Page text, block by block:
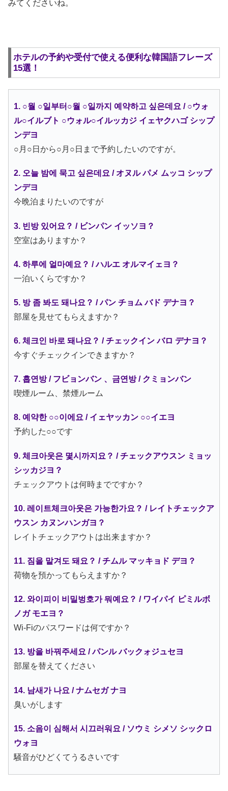
みてくださいね。
ホテルの予約や受付で使える便利な韓国語フレーズ
15選！
1. ○월 ○일부터○월 ○일까지 예약하고 싶은데요 / ○ウォ
ル○イルブト ○ウォル○イルッカジ イェヤクハゴ シップ
ンデヨ
○月○日から○月○日まで予約したいのですが。
2. 오늘 밤에 묵고 싶은데요 / オヌル パメ ムッコ シップ
ンデヨ
今晩泊まりたいのですが
3. 빈방 있어요？ / ビンパン イッソヨ？
空室はありますか？
4. 하루에 얼마예요？ / ハルエ オルマイェヨ？
一泊いくらですか？
5. 방 좀 봐도 돼나요？ / パン チョム バド デナヨ？
部屋を見せてもらえますか？
6. 체크인 바로 돼나요？ / チェックイン バロ デナヨ？
今すぐチェックインできますか？
7. 흡연방 / フビョンバン 、금연방 / クミョンバン
喫煙ルーム、禁煙ルーム
8. 예약한 ○○이에요 / イェヤッカン ○○イエヨ
予約した○○です
9. 체크아웃은 몇시까지요？ / チェックアウスン ミョッ
シッカジヨ？
チェックアウトは何時までですか？
10. 레이트체크아웃은 가능한가요？ / レイトチェックア
ウスン カヌンハンガヨ？
レイトチェックアウトは出来ますか？
11. 짐을 맡겨도 돼요？ / チムル マッキョド デヨ？
荷物を預かってもらえますか？
12. 와이피이 비밀벙호가 뭐예요？ / ワイパイ ピミルボ
ノガ モエヨ？
Wi-Fiのパスワードは何ですか？
13. 방을 바꿔주세요 / パンル バックォジュセヨ
部屋を替えてください
14. 남새가 나요 / ナムセガ ナヨ
臭いがします
15. 소음이 심해서 시끄러워요 / ソウミ シメソ シックロ
ウォヨ
騒音がひどくてうるさいです